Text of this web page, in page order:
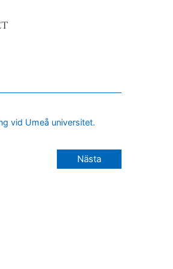
vid Umeå universitet.
Nästa